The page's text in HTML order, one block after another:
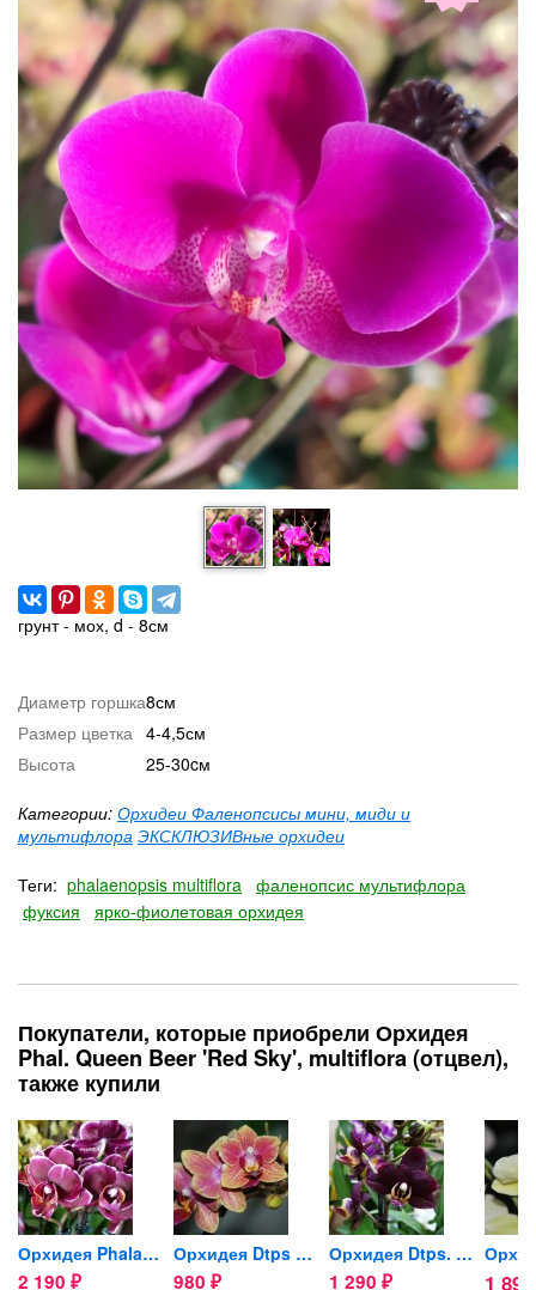
грунт - мох, d - 8см
Диаметр горшка8см
Размер цветка 4-4,5см
Высота
25-30cм
Категории: Орхидеи Фаленопсисы мини, миди и
мультифлора ЭКСКЛЮЗИВные орхидеи
Теги: phalaenopsis multiflora фаленопсис мультифлора
фуксия
ярко-фиолетовая орхидея
Покупатели, которые приобрели Орхидея
Phal. Queen Beer 'Red Sky', multiflora (отцвел),
также купили
Орхидея Phalaenopsis Dija,...
2 190 ₽
Орхидея Dtps Sogo Gotris,...
980 ₽
Орхидея Dtps. Liu's Little...
1 290 ₽ 1